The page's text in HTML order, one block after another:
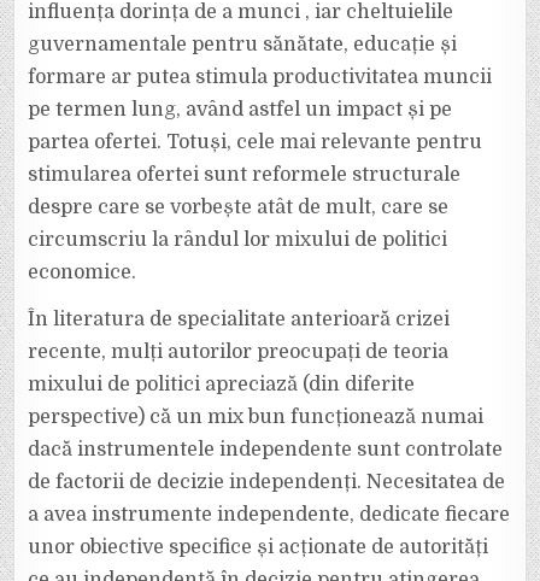
influența dorința de a munci , iar cheltuielile
guvernamentale pentru sănătate, educație și
formare ar putea stimula productivitatea muncii
pe termen lung, având astfel un impact și pe
partea ofertei. Totuși, cele mai relevante pentru
stimularea ofertei sunt reformele structurale
despre care se vorbește atât de mult, care se
circumscriu la rândul lor mixului de politici
economice.
În literatura de specialitate anterioară crizei
recente, mulți autorilor preocupați de teoria
mixului de politici apreciază (din diferite
perspective) că un mix bun funcționează numai
dacă instrumentele independente sunt controlate
de factorii de decizie independenți. Necesitatea de
a avea instrumente independente, dedicate fiecare
unor obiective specifice și acționate de autorități